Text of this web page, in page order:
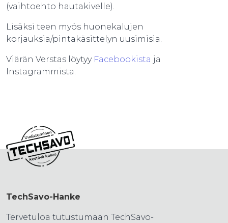
(vaihtoehto hautakivelle).
Lisäksi teen myös huonekalujen
korjauksia/pintakäsittelyn uusimisia.
Viärän Verstas löytyy Facebookista ja
Instagrammista.
TechSavo-Hanke
Tervetuloa tutustumaan TechSavo-